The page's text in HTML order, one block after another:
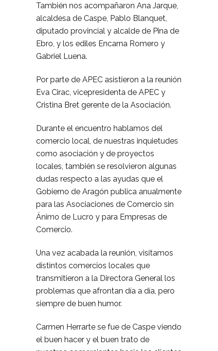
También nos acompañaron Ana Jarque,
alcaldesa de Caspe, Pablo Blanquet,
diputado provincial y alcalde de Pina de
Ebro, y los ediles Encarna Romero y
Gabriel Luena.
Por parte de APEC asistieron a la reunión
Eva Cirac, vicepresidenta de APEC y
Cristina Bret gerente de la Asociación.
Durante el encuentro hablamos del
comercio local, de nuestras inquietudes
como asociación y de proyectos
locales, también se resolvieron algunas
dudas respecto a las ayudas que el
Gobierno de Aragón publica anualmente
para las Asociaciones de Comercio sin
Ánimo de Lucro y para Empresas de
Comercio.
Una vez acabada la reunión, visitamos
distintos comercios locales que
transmitieron a la Directora General los
problemas que afrontan día a día, pero
siempre de buen humor.
Carmen Herrarte se fue de Caspe viendo
el buen hacer y el buen trato de